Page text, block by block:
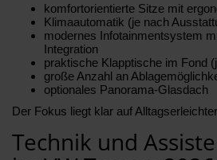
komfortorientierte Sitze mit
Klimaautomatik (je nach
modernes Infotainmentsystem
Integration
praktische Klapptische im Fond
große Anzahl an
optionales Panorama-Glasdach
Der Fokus liegt klar auf
Technik und